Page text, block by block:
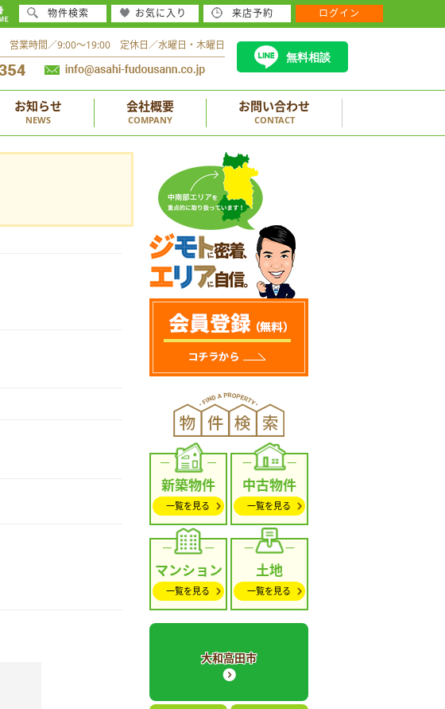
営業時間／9:00～19:00 定休日／水曜日・木曜日
無料相談
お知らせ
NEWS
会社概要
COMPANY
お問い合わせ
CONTACT
新築物件
一覧を見る
中古物件
一覧を見る
マンション
一覧を見る
土地
一覧を見る
大和高田市
物件検索 お気に入り 来店予約 ログイン